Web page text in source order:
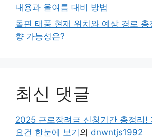
내용과 올여름 대비 방법
돌핀 태풍 현재 위치와 예상 경로 총
향 가능성은?
최신 댓글
2025 근로장려금 신청기간 총정리!
요건 한눈에 보기 의 dnwntjs1992